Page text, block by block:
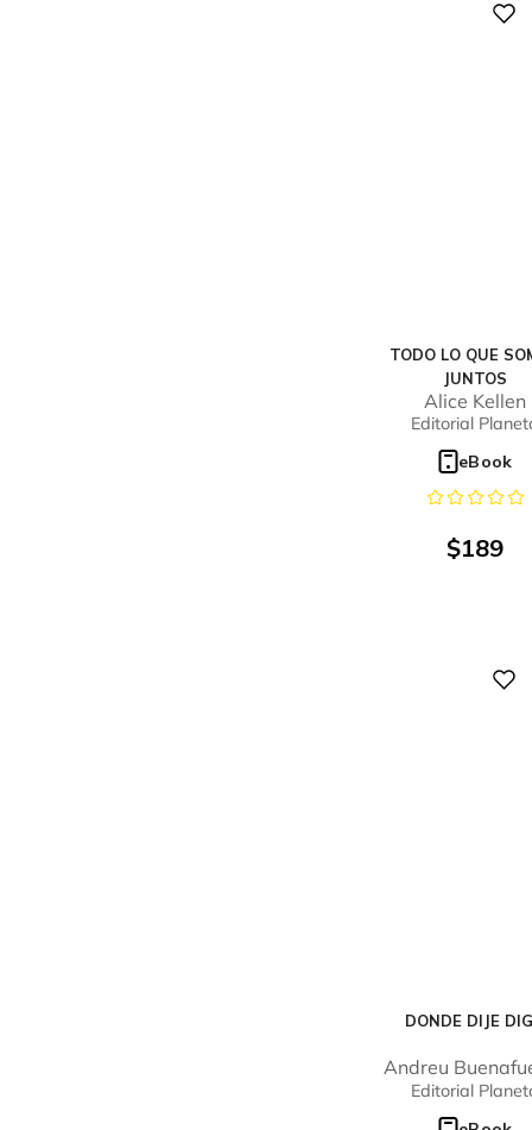
TODO LO QUE
JUNTOS
Alice Kellen
Editorial
eBook
$189
DONDE DIJE
Andreu
Editorial